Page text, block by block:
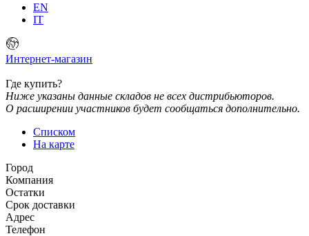
EN
IT
Интернет-магазин
Где купить?
Ниже указаны данные складов не всех дистрибьюторов.
О расширении участников будет сообщаться дополнительно.
Списком
На карте
Город
Компания
Остатки
Срок доставки
Адрес
Телефон